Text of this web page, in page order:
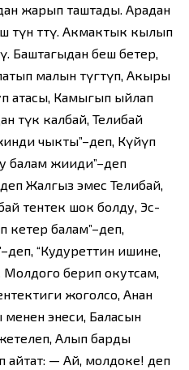
жарып таштады. Арадан
түн өттү. Акмактык кылып
Баштагыдан беш бетер,
малын түгөтүп, Акыры
атасы, Камыгып ыйлап
түк калбай, Телибай
чыкты”–деп, Күйүп
балам жииди”–деп
Жалгыз эмес Телибай,
тентек шок болду, Эс-
кетер балам”–деп,
“Кудуреттин ишине,
берип окутсам,
жоголсо, Анан
энеси, Баласын
Алып барды
айтат: — Ай, молдоке! деп